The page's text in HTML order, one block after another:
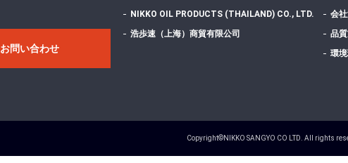
お問い合わせ
NIKKO OIL PRODUCTS (THAILAND) CO., LTD.
浩歩速（上海）商貿有限公司
会
品
環
Copyright©NIKKO SANGYO CO LTD. All rights